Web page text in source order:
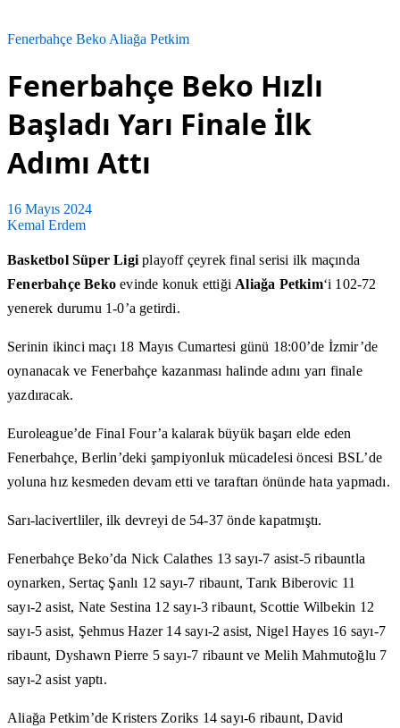
Fenerbahçe Beko Aliağa Petkim
Fenerbahçe Beko Hızlı
Başladı Yarı Finale İlk
Adımı Attı
16 Mayıs 2024
Kemal Erdem
Basketbol Süper Ligi playoff çeyrek final serisi ilk maçında
Fenerbahçe Beko evinde konuk ettiği Aliağa Petkim‘i 102-72
yenerek durumu 1-0’a getirdi.
Serinin ikinci maçı 18 Mayıs Cumartesi günü 18:00’de İzmir’de
oynanacak ve Fenerbahçe kazanması halinde adını yarı finale
yazdıracak.
Euroleague’de Final Four’a kalarak büyük başarı elde eden
Fenerbahçe, Berlin’deki şampiyonluk mücadelesi öncesi BSL’de
yoluna hız kesmeden devam etti ve taraftarı önünde hata yapmadı.
Sarı-lacivertliler, ilk devreyi de 54-37 önde kapatmıştı.
Fenerbahçe Beko’da Nick Calathes 13 sayı-7 asist-5 ribauntla
oynarken, Sertaç Şanlı 12 sayı-7 ribaunt, Tarık Biberovic 11
sayı-2 asist, Nate Sestina 12 sayı-3 ribaunt, Scottie Wilbekin 12
sayı-5 asist, Şehmus Hazer 14 sayı-2 asist, Nigel Hayes 16 sayı-7
ribaunt, Dyshawn Pierre 5 sayı-7 ribaunt ve Melih Mahmutoğlu 7
sayı-2 asist yaptı.
Aliağa Petkim’de Kristers Zoriks 14 sayı-6 ribaunt, David